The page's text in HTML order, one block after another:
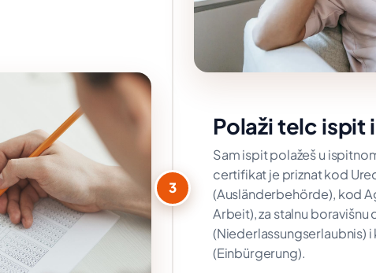
3
Polaži telc
Sam ispit polažeš u
certifikat je priznat kod
(Ausländerbehörde), kod
Arbeit), za stalnu boravišnu
(Niederlassungserlaubnis)
(Einbürgerung).